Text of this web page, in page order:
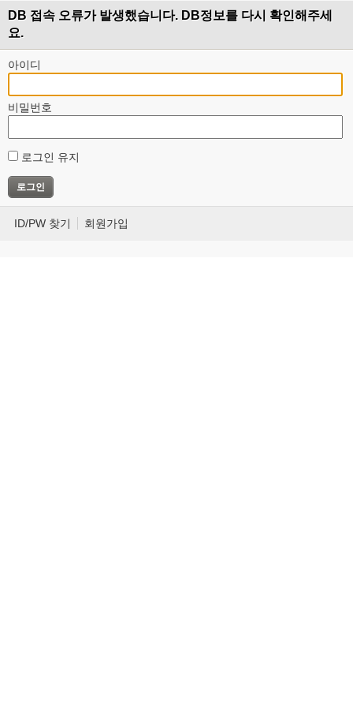
DB 접속 오류가 발생했습니다. DB정보를 다시 확인해주세
요.
아이디
비밀번호
로그인 유지
ID/PW 찾기 회원가입